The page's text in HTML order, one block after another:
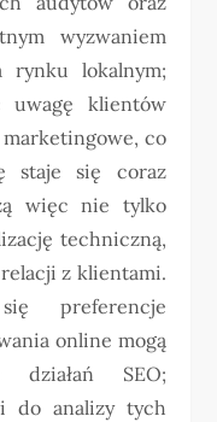
wyzwaniem
rynku lokalnym;
klientów
co
staje się coraz
więc nie tylko
techniczną,
z klientami.
preferencje
online mogą
działań SEO;
do analizy tych